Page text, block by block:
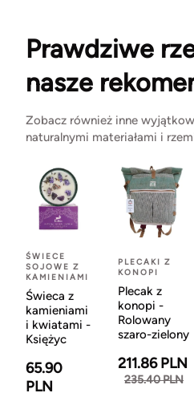
Prawdziwe
nasze
Zobacz również inne
naturalnymi materiałami i
ŚWIECE
SOJOWE Z
KAMIENIAMI
Świeca z
kamieniami
i kwiatami -
Księżyc
65.90
PLN
PLECAKI Z
KONOPI
Plecak z
konopi -
Rolowany
szaro-zielony
211.86 PLN
235.40 PLN